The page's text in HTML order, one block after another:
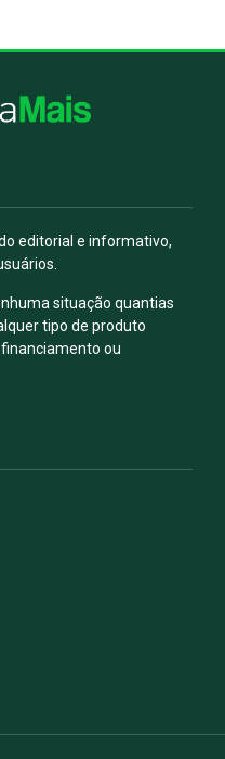
editorial e informativo,
situação quantias
tipo de produto
ou